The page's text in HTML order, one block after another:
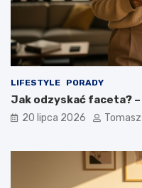
LIFESTYLE PORADY
Jak odzyskać faceta?
20 lipca 2026